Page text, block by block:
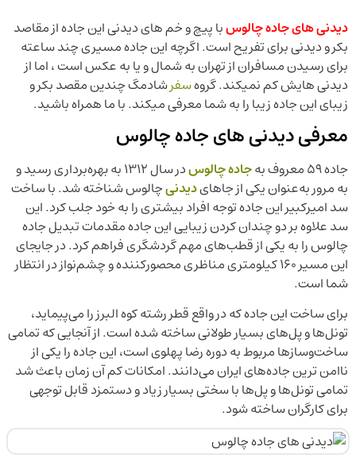
دیدنی های جاده چالوسبا پیچ و خم های دیدنی این جاده از مقاصد
بکر و دیدنی برای تفریح است. اگرچه این جاده مسیری چند ساعته
برای رسیدن مسافران از تهران به شمال و یا به عکس است ، اما از
دیدنی هایش کم نمیکند. گروهسفرشادمگ چندین مقصد بکر و
زیبای این جاده زیبا را به شما معرفی میکند. با ما همراه باشید.
معرفی دیدنی های جاده چالوس
جاده‌ ۵۹ معروف به جاده چالوس
در سال ۱۳۱۲ به بهره‌برداری رسید و
به مرور به‌عنوان یکی از جاهایدیدنیچالوس شناخته شد. با ساخت
سد امیرکبیر این جاده توجه افراد بیشتری را به خود جلب کرد. این
سد علاوه بر دو چندان کردن زیبایی این جاده مقدمات تبدیل جاده‌
چالوس را به یکی از قطب‌های مهم گردشگری فراهم کرد. در جایجای
این مسیر ۱۶۰ کیلومتری مناظری محصورکننده و چشم‌نواز در انتظار
شما است.
برای ساخت این جاده که در واقع قطر رشته کوه البرز را می‌پیماید،
تونل‌ها و پل‌های بسیار طولانی ساخته شده است. از آنجایی که تمامی
ساخت‌وساز‌ها مربوط به دوره رضا پهلوی است، این جاده را یکی از
ناامن ترین جاده‌های ایران می‌دانند. امکانات کم آن زمان باعث شد
تمامی تونل‌ها و پل‌ها با سختی بسیار زیاد و دستمزد قابل توجهی
برای کارگران ساخته شود.